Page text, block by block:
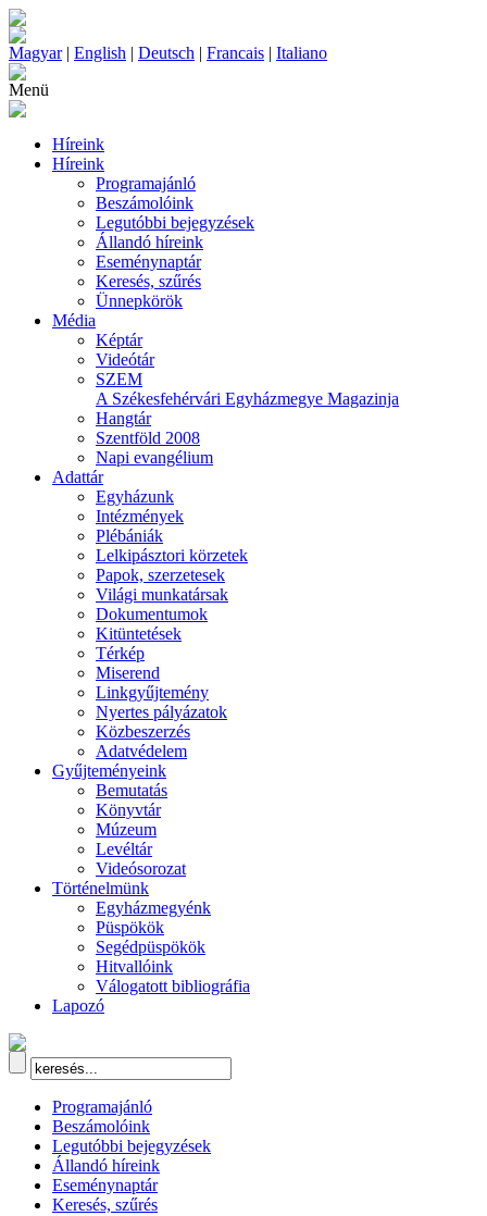
Magyar| English | Deutsch | Francais | Italiano
Menü
Híreink
Híreink
Programajánló
Beszámolóink
Legutóbbi bejegyzések
Állandó híreink
Eseménynaptár
Keresés, szűrés
Ünnepkörök
Média
Képtár
Videótár
SZEM
A Székesfehérvári Egyházmegye Magazinja
Hangtár
Szentföld 2008
Napi evangélium
Adattár
Egyházunk
Intézmények
Plébániák
Lelkipásztori körzetek
Papok, szerzetesek
Világi munkatársak
Dokumentumok
Kitüntetések
Térkép
Miserend
Linkgyűjtemény
Nyertes pályázatok
Közbeszerzés
Adatvédelem
Gyűjteményeink
Bemutatás
Könyvtár
Múzeum
Levéltár
Videósorozat
Történelmünk
Egyházmegyénk
Püspökök
Segédpüspökök
Hitvallóink
Válogatott bibliográfia
Lapozó
Programajánló
Beszámolóink
Legutóbbi bejegyzések
Állandó híreink
Eseménynaptár
Keresés, szűrés